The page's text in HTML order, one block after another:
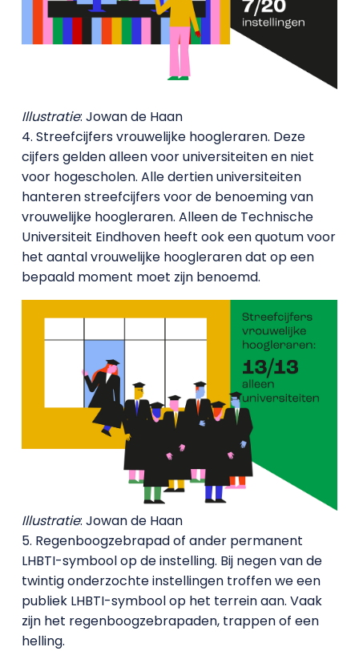
Illustratie: Jowan de Haan
4. Streefcijfers vrouwelijke hoogleraren. Deze
cijfers gelden alleen voor universiteiten en niet
voor hogescholen. Alle dertien universiteiten
hanteren streefcijfers voor de benoeming van
vrouwelijke hoogleraren. Alleen de Technische
Universiteit Eindhoven heeft ook een quotum voor
het aantal vrouwelijke hoogleraren dat op een
bepaald moment moet zijn benoemd.
Illustratie: Jowan de Haan
5. Regenboogzebrapad of ander permanent
LHBTI-symbool op de instelling. Bij negen van de
twintig onderzochte instellingen troffen we een
publiek LHBTI-symbool op het terrein aan. Vaak
zijn het regenboogzebrapaden, trappen of een
helling.